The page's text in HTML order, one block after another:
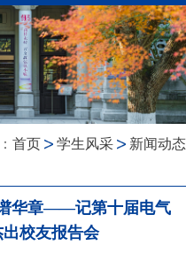
首页 学生风采 新闻动态
华章——记第十届电气
校友报告会